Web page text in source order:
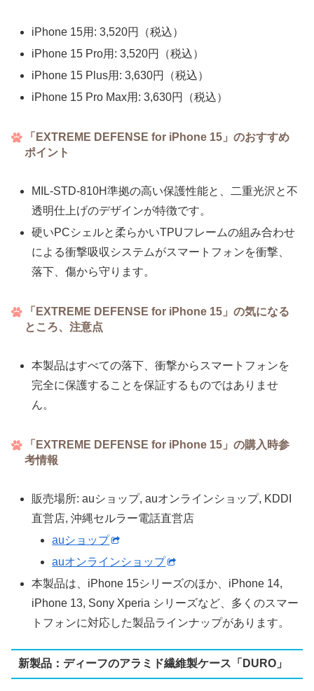
iPhone 15用: 3,520円（税込）
iPhone 15 Pro用: 3,520円（税込）
iPhone 15 Plus用: 3,630円（税込）
iPhone 15 Pro Max用: 3,630円（税込）
「EXTREME DEFENSE for iPhone 15」のおすすめ
ポイント
MIL-STD-810H準拠の高い保護性能と、二重光沢と不
透明仕上げのデザインが特徴です。
硬いPCシェルと柔らかいTPUフレームの組み合わせ
による衝撃吸収システムがスマートフォンを衝撃、
落下、傷から守ります。
「EXTREME DEFENSE for iPhone 15」の気になる
ところ、注意点
本製品はすべての落下、衝撃からスマートフォンを
完全に保護することを保証するものではありませ
ん。
「EXTREME DEFENSE for iPhone 15」の購入時参
考情報
販売場所: auショップ, auオンラインショップ, KDDI
直営店, 沖縄セルラー電話直営店
auショップ
auオンラインショップ
本製品は、iPhone 15シリーズのほか、iPhone 14,
iPhone 13, Sony Xperia シリーズなど、多くのスマー
トフォンに対応した製品ラインナップがあります。
新製品：ディーフのアラミド繊維製ケース「DURO」